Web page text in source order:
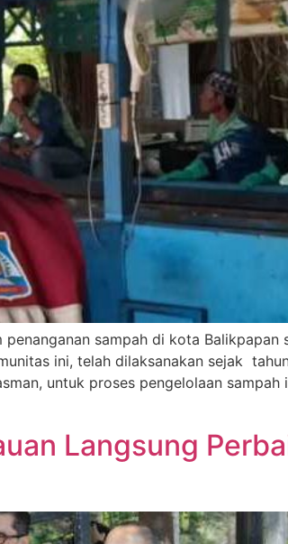
sampah di kota Balikpapan
ini, telah dilaksanakan sejak
untuk proses pengelolaan sampah
Langsung